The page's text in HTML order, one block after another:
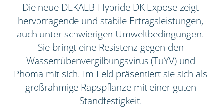
Die neue DEKALB-Hybride DK Expose zeigt
hervorragende und stabile Ertragsleistungen,
auch unter schwierigen Umweltbedingungen.
Sie bringt eine Resistenz gegen den
Wasserrübenvergilbungsvirus (TuYV) und
Phoma mit sich. Im Feld präsentiert sie sich als
großrahmige Rapspflanze mit einer guten
Standfestigkeit.